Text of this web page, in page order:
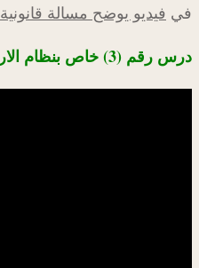
في فيديو يوضح مسالة قانونية
درس رقم (3) خاص بنظام الارث في الاسلام